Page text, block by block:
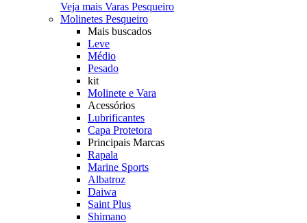
Veja mais Varas Pesqueiro
Molinetes Pesqueiro
Mais buscados
Leve
Médio
Pesado
kit
Molinete e Vara
Acessórios
Lubrificantes
Capa Protetora
Principais Marcas
Rapala
Marine Sports
Albatroz
Daiwa
Saint Plus
Shimano